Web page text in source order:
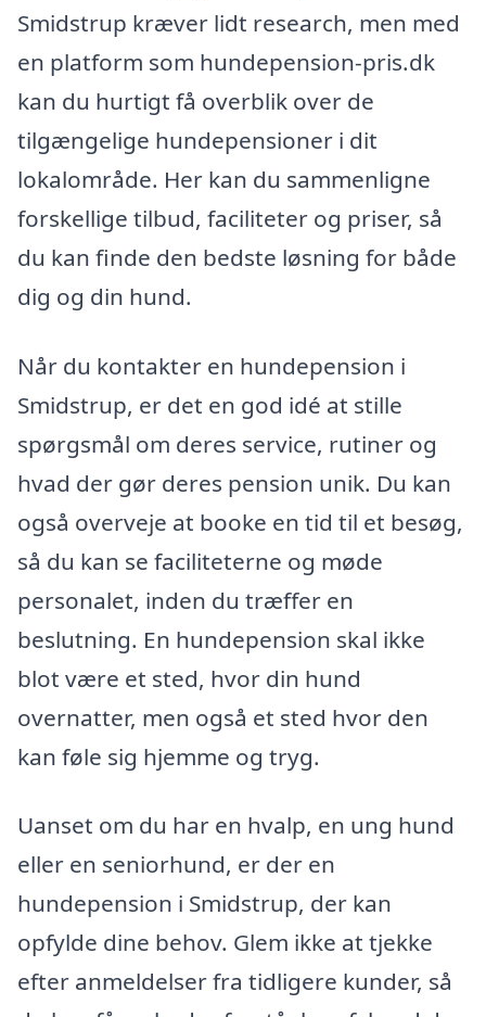
Smidstrup kræver lidt research, men med
en platform som hundepension-pris.dk
kan du hurtigt få overblik over de
tilgængelige hundepensioner i dit
lokalområde. Her kan du sammenligne
forskellige tilbud, faciliteter og priser, så
du kan finde den bedste løsning for både
dig og din hund.
Når du kontakter en hundepension i
Smidstrup, er det en god idé at stille
spørgsmål om deres service, rutiner og
hvad der gør deres pension unik. Du kan
også overveje at booke en tid til et besøg,
så du kan se faciliteterne og møde
personalet, inden du træffer en
beslutning. En hundepension skal ikke
blot være et sted, hvor din hund
overnatter, men også et sted hvor den
kan føle sig hjemme og tryg.
Uanset om du har en hvalp, en ung hund
eller en seniorhund, er der en
hundepension i Smidstrup, der kan
opfylde dine behov. Glem ikke at tjekke
efter anmeldelser fra tidligere kunder, så